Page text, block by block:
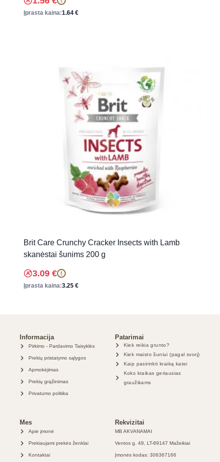
Įprasta kaina:1.64 €
Brit Care Crunchy Cracker Insects with Lamb
skanėstai šunims 200 g
3.09 € !
Įprasta kaina:3.25 €
Informacija
Pirkimo - Pardavimo Taisyklės
Prekių pristatymo sąlygos
Apmokėjimas
Prekių grąžinimas
Privatumo politika
Patarimai
Kiek reikia grunto?
Kiek maisto šuniui (pagal svorį)
Kaip pasirinkti kraiką katei
Koks kraikas geriausias
graužikams
Mes
Apie įmonė
Prekiaujami prekės ženklai
Kontaktai
Rekvizitai
MB AKVANAMAI
Ventos g. 49, LT-89147 Mažeikiai
Įmonės kodas: 306367166